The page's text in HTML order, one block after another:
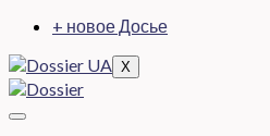
+ новое Досье
X